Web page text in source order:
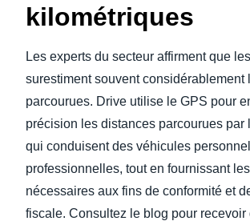
kilométriques
Les experts du secteur affirment que
surestiment souvent considérablement
parcourues. Drive utilise le GPS pour
précision les distances parcourues par
qui conduisent des véhicules
professionnelles, tout en fournissant
nécessaires aux fins de conformité et
fiscale. Consultez le blog pour